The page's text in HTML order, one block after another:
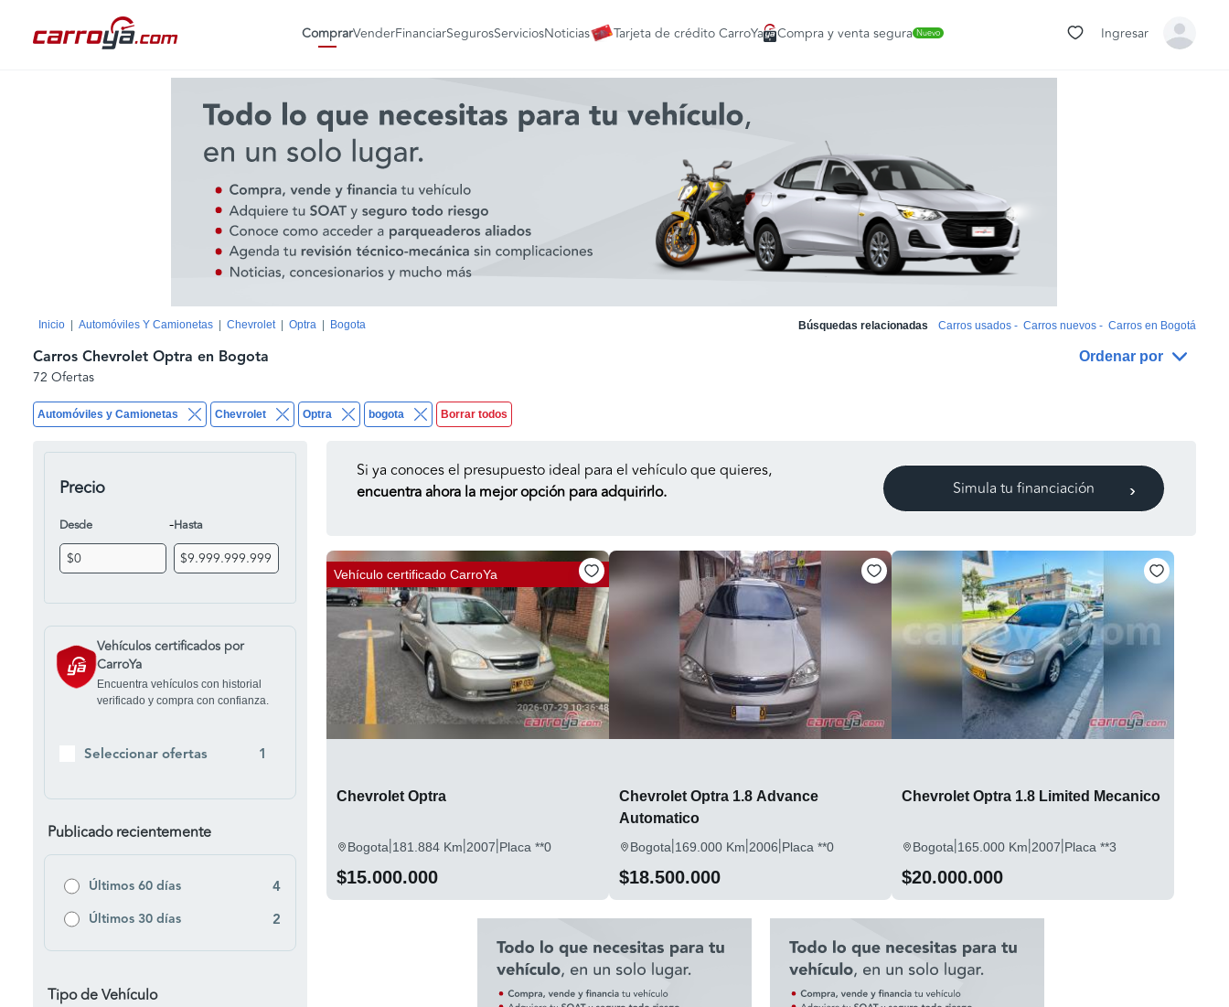
ComprarVenderFinanciarSegurosServiciosNoticias Tarjeta de crédito CarroYa Compra y venta segura Nuevo Ingresar
Inicio Automóviles Y Camionetas Chevrolet Optra Bogota Búsquedas relacionadas Carros usados - Carros nuevos - Carros en Bogotá
Automóviles y Camionetas Chevrolet Optra bogota Borrar todos
Carros Chevrolet Optra en Bogota Ordenar por
72 Ofertas
Precio
Desde -Hasta
Vehículos certificados por
CarroYa
Encuentra vehículos con historial
verificado y compra con confianza.
Seleccionar ofertas 1
Publicado recientemente
Últimos 60 días 4
Últimos 30 días 2
Tipo de Vehículo
Si ya conoces el presupuesto ideal para el vehículo que quieres,
encuentra ahora la mejor opción para adquirirlo.
Simula tu financiación
Vehículo certificadoCarroYa
Chevrolet Optra
Bogota|181.884 Km|2007|Placa **0
$15.000.000
Chevrolet Optra 1.8 Advance
Automatico
Bogota|169.000 Km|2006|Placa **0
$18.500.000
Chevrolet Optra 1.8 Limited Mecanico
Bogota|165.000 Km|2007|Placa **3
$20.000.000